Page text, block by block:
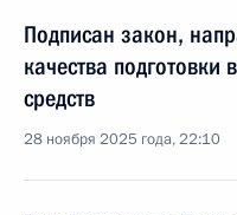
Подписан закон,
качества подготовки
средств
28 ноября 2025 года, 22:10